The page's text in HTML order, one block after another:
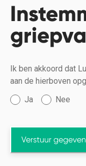
Ik ben akkoord dat
aan de hierboven
Ja
Nee
Verstuur